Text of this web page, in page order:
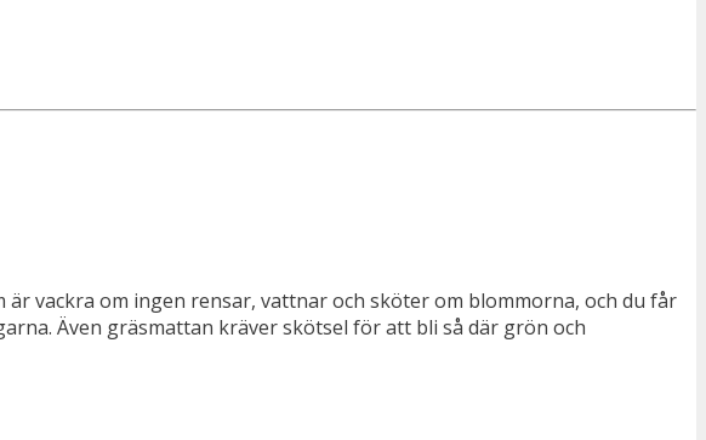
vackra om ingen rensar, vattnar och sköter om blommorna, och du får
Även gräsmattan kräver skötsel för att bli så där grön och